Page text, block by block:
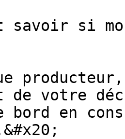
savoir si
de votre
bord en